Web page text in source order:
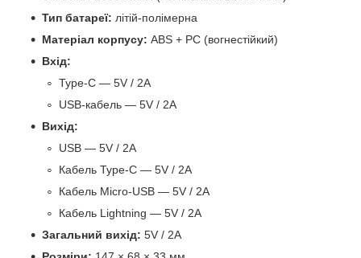
Тип батареї: літій-полімерна
Матеріал корпусу: ABS + PC (вогнестійкий)
Вхід:
Type-C — 5V / 2A
USB-кабель — 5V / 2A
Вихід:
USB — 5V / 2A
Кабель Type-C — 5V / 2A
Кабель Micro-USB — 5V / 2A
Кабель Lightning — 5V / 2A
Загальний вихід: 5V / 2A